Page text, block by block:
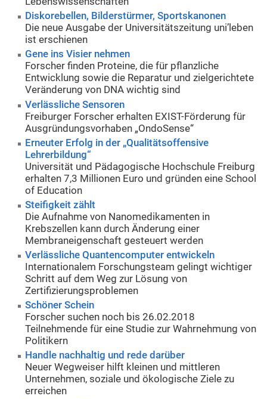
Diskorebellen, Bilderstürmer, Sportskanonen
Die neue Ausgabe der Universitätszeitung uni’leben
ist erschienen
Gene ins Visier nehmen
Forscher finden Proteine, die für pflanzliche
Entwicklung sowie die Reparatur und zielgerichtete
Veränderung von DNA wichtig sind
Verlässliche Sensoren
Freiburger Forscher erhalten EXIST-Förderung für
Ausgründungsvorhaben „OndoSense“
Erneuter Erfolg in der „Qualitätsoffensive
Lehrerbildung“
Universität und Pädagogische Hochschule Freiburg
erhalten 7,3 Millionen Euro und gründen eine School
of Education
Steifigkeit zählt
Die Aufnahme von Nanomedikamenten in
Krebszellen kann durch Änderung einer
Membraneigenschaft gesteuert werden
Verlässliche Quantencomputer entwickeln
Internationalem Forschungsteam gelingt wichtiger
Schritt auf dem Weg zur Lösung von
Zertifizierungsproblemen
Schöner Schein
Forscher suchen noch bis 26.02.2018
Teilnehmende für eine Studie zur Wahrnehmung von
Politikern
Handle nachhaltig und rede darüber
Neuer Wegweiser hilft kleinen und mittleren
Unternehmen, soziale und ökologische Ziele zu
erreichen